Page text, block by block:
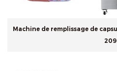
Machine de remplissage de
209